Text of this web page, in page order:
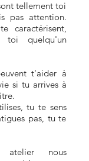
tellement toi
pas attention.
caractérisent,
quelqu'un
t'aider à
si tu arrives à
tu te sens
pas, tu te
atelier nous